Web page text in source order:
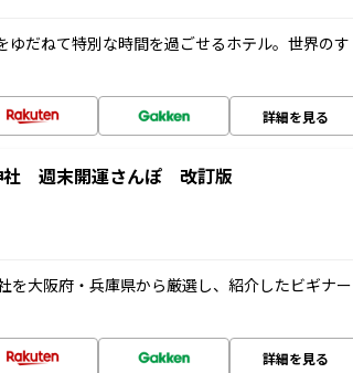
ゆだねて特別な時間を過ごせるホテル。世界のす
詳細を見る
週末開運さんぽ 改訂版
を大阪府・兵庫県から厳選し、紹介したビギナー
詳細を見る